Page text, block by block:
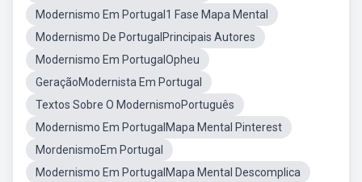
Modernismo Em Portugal1 Fase Mapa Mental
Modernismo De PortugalPrincipais Autores
Modernismo Em PortugalOpheu
GeraçãoModernista Em Portugal
Textos Sobre O ModernismoPortuguês
Modernismo Em PortugalMapa Mental Pinterest
MordenismoEm Portugal
Modernismo Em PortugalMapa Mental Descomplica